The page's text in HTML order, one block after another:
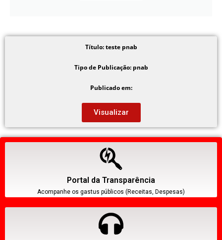
Título: teste pnab
Tipo de Publicação: pnab
Publicado em:
Visualizar
Portal da Transparência
Acompanhe os gastus públicos (Receitas, Despesas)